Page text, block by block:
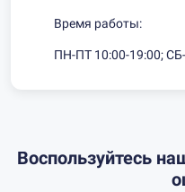
Время работы:
ПН-ПТ 10:00-19:00;
Воспользуйтесь